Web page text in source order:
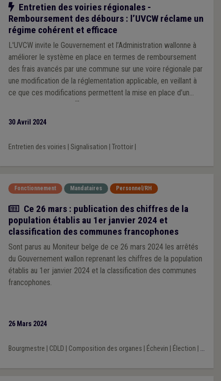
Notre action
Entretien des voiries régionales -
Remboursement des débours : l’UVCW réclame un
régime cohérent et efficace
L'UVCW invite le Gouvernement et l’Administration wallonne à
améliorer le système en place en termes de remboursement
des frais avancés par une commune sur une voire régionale par
une modification de la réglementation applicable, en veillant à
ce que ces modifications permettent la mise en place d’un
régime cohérent et efficace. L’UVCW a, par ailleurs, rappelé à la
30 Avril 2024
Entretien des voiries Signalisation Trottoir|
Fonctionnement Mandataires Personnel/RH
Actualité
Ce 26 mars : publication des chiffres de la
population établis au 1er janvier 2024 et
classification des communes francophones
Sont parus au Moniteur belge de ce 26 mars 2024 les arrêtés
du Gouvernement wallon reprenant les chiffres de la population
établis au 1er janvier 2024 et la classification des communes
francophones.
26 Mars 2024
Bourgmestre CDLD Composition des organes Échevin Élection ...